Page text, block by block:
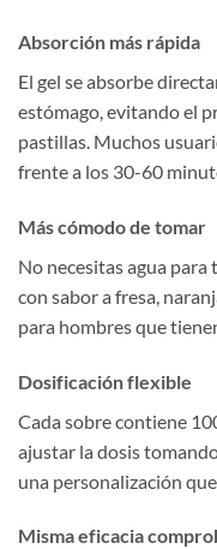
Absorción más rápida
El gel se absorbe
estómago, evitando el
pastillas. Muchos
frente a los 30-60
Más cómodo de tomar
No necesitas agua
con sabor a fresa,
para hombres que
Dosificación flexible
Cada sobre contiene
ajustar la dosis
una personalización
Misma eficacia